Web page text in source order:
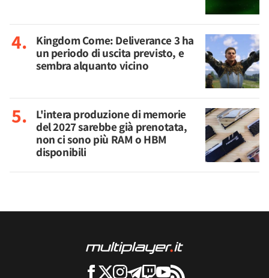
Kingdom Come: Deliverance 3 ha
un periodo di uscita previsto, e
sembra alquanto vicino
L'intera produzione di memorie
del 2027 sarebbe già prenotata,
non ci sono più RAM o HBM
disponibili